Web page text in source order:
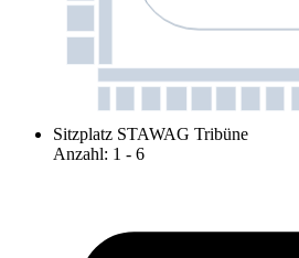
Sitzplatz STAWAG Tribüne
Anzahl: 1 - 6